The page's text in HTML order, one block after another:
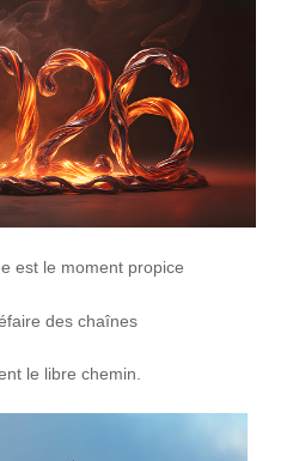
est le moment propice
des chaînes
le libre chemin.